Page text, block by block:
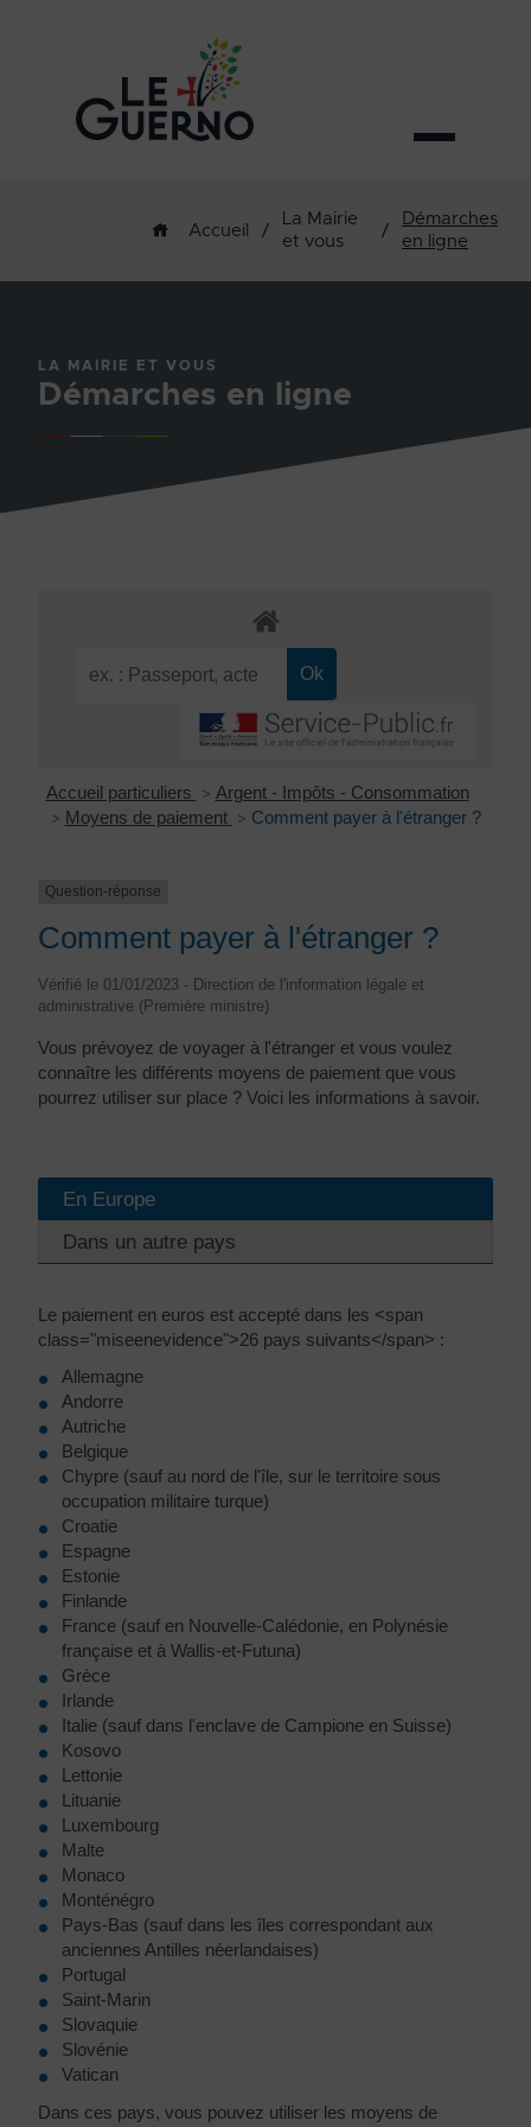
Accueil /
La Mairie
et vous
/
Démarches
en ligne
LA MAIRIE ET VOUS
Démarches en ligne
Accueil particuliers > Argent - Impôts - Consommation
> Moyens de paiement > Comment payer à l'étranger ?
Question-réponse
Comment payer à l'étranger ?
Vérifié le 01/01/2023 - Direction de l'information légale et
administrative (Première ministre)
Vous prévoyez de voyager à l'étranger et vous voulez
connaître les différents moyens de paiement que vous
pourrez utiliser sur place ? Voici les informations à savoir.
En Europe
Dans un autre pays
Le paiement en euros est accepté dans les <span
class="miseenevidence">26 pays suivants</span> :
Allemagne
Andorre
Autriche
Belgique
Chypre (sauf au nord de l'île, sur le territoire sous
occupation militaire turque)
Croatie
Espagne
Estonie
Finlande
France (sauf en Nouvelle-Calédonie, en Polynésie
française et à Wallis-et-Futuna)
Grèce
Irlande
Italie (sauf dans l'enclave de Campione en Suisse)
Kosovo
Lettonie
Lituanie
Luxembourg
Malte
Monaco
Monténégro
Pays-Bas (sauf dans les îles correspondant aux
anciennes Antilles néerlandaises)
Portugal
Saint-Marin
Slovaquie
Slovénie
Vatican
Dans ces pays, vous pouvez utiliser les moyens de